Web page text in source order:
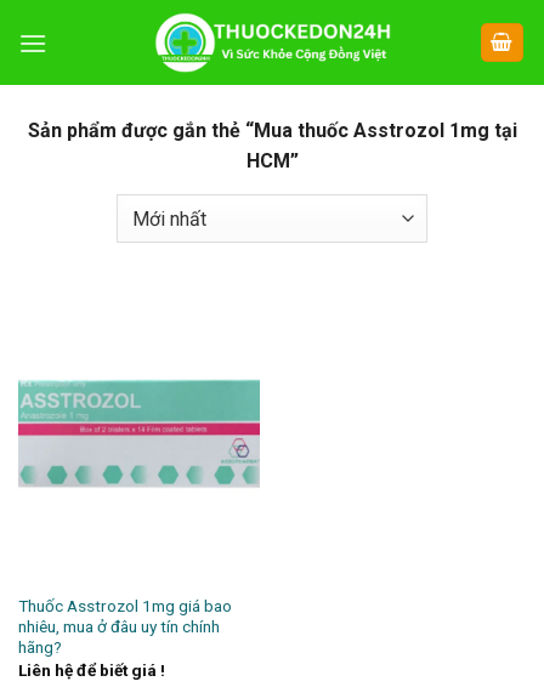
đến
Sản phẩm được gắn thẻ “Mua thuốc Asstrozol 1mg tại
HCM”
Thuốc Asstrozol 1mg giá bao
nhiêu, mua ở đâu uy tín chính
hãng?
Liên hệ để biết giá !